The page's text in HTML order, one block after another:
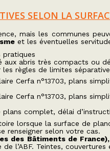
SELON LA
mais les communes
et les éventuelles
pratiques
aux abris très compacts ou
les règles de limites
Cerfa n°13703, plans
Cerfa n°13703, plans
plans complet, délai
lorsque la surface de
renseigner selon votre cas.
des Bâtiments de
l’ABF. Teintes,